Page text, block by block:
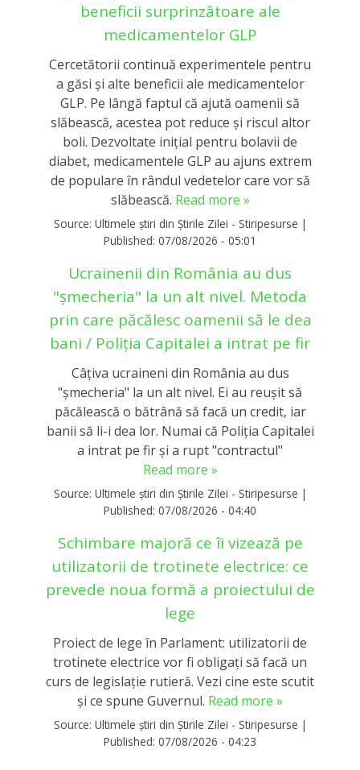
beneficii surprinzătoare ale
medicamentelor GLP
Cercetătorii continuă experimentele pentru
a găsi și alte beneficii ale medicamentelor
GLP. Pe lângă faptul că ajută oamenii să
slăbească, acestea pot reduce și riscul altor
boli. Dezvoltate inițial pentru bolavii de
diabet, medicamentele GLP au ajuns extrem
de populare în rândul vedetelor care vor să
slăbească. Read more »
Source: Ultimele știri din Știrile Zilei - Stiripesurse |
Published: 07/08/2026 - 05:01
Ucrainenii din România au dus
"șmecheria" la un alt nivel. Metoda
prin care păcălesc oamenii să le dea
bani / Poliția Capitalei a intrat pe fir
Câțiva ucraineni din România au dus
"șmecheria" la un alt nivel. Ei au reușit să
păcălească o bătrână să facă un credit, iar
banii să li-i dea lor. Numai că Poliția Capitalei
a intrat pe fir și a rupt "contractul"
Read more »
Source: Ultimele știri din Știrile Zilei - Stiripesurse |
Published: 07/08/2026 - 04:40
Schimbare majoră ce îi vizează pe
utilizatorii de trotinete electrice: ce
prevede noua formă a proiectului de
lege
Proiect de lege în Parlament: utilizatorii de
trotinete electrice vor fi obligați să facă un
curs de legislație rutieră. Vezi cine este scutit
și ce spune Guvernul. Read more »
Source: Ultimele știri din Știrile Zilei - Stiripesurse |
Published: 07/08/2026 - 04:23